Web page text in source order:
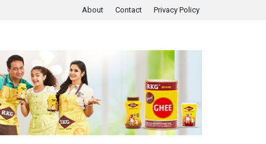
About Contact Privacy Policy